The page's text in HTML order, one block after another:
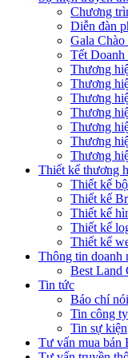
Chương
Diễn đàn
Gala
Tết
Thương
Thương
Thương
Thương
Thương
Thương
Thương
Thiết kế thương
Thiết kế
Thiết kế
Thiết kế
Thiết kế
Thiết kế
Thông tin doanh
Best Land
Tin tức
Báo chí
Tin công ty
Tin sự kiện
Tư vấn mua bán